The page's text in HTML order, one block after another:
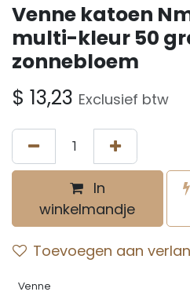
Venne katoen
multi-kleur 50
zonnebloem
$ 13,23 Exclusief btw
In
winkelmandje
Toevoegen aan
Venne